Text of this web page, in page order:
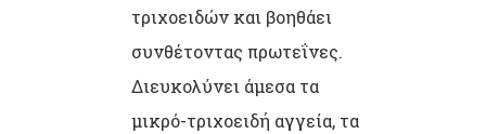
τριχοειδών και βοηθάει
συνθέτοντας πρωτεΐνες.
Διευκολύνει άμεσα τα
μικρό-τριχοειδή αγγεία, τα